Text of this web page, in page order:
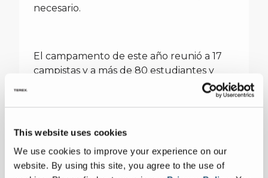
This website uses cookies
We use cookies to improve your experience on our
website. By using this site, you agree to the use of
necesario.
El campamento de este año reunió a 17
campistas y a más de 80 estudiantes y
personal del Marist College, incluidos
parte de las actividades del fin de semana,
para deleitar a los campistas, ¡y vaya si lo
consiguió!